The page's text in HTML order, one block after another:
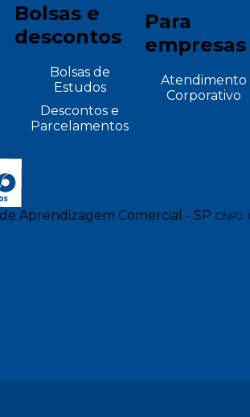
Bolsas e
descontos
Bolsas de
Estudos
Descontos e
Parcelamentos
Para
empresas
Atendimento
Corporativo
Aprendizagem Comercial - SP